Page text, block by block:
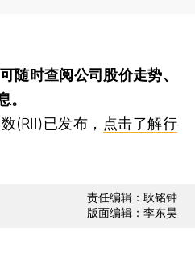
可随时查阅公司股价走势、
。
已发布， 点击了解行
责任编辑：耿铭钟
版面编辑：李东昊